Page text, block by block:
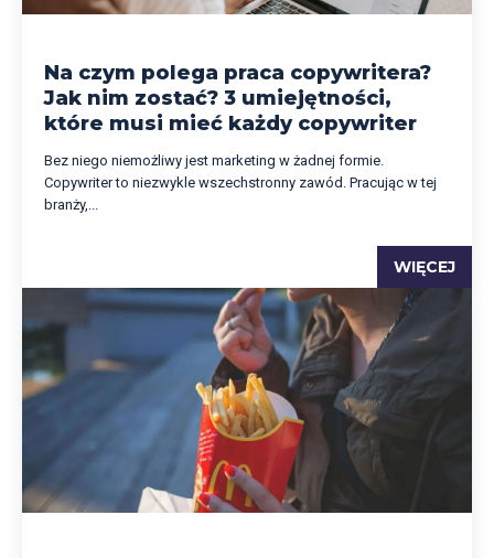
Na czym polega praca copywritera?
Jak nim zostać? 3 umiejętności,
które musi mieć każdy copywriter
Bez niego niemożliwy jest marketing w żadnej formie.
Copywriter to niezwykle wszechstronny zawód. Pracując w tej
branży,...
WIĘCEJ